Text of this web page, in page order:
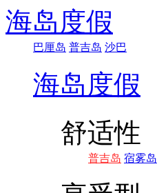
海岛度假
巴厘岛 普吉岛 沙巴
海岛度假
舒适性
普吉岛 宿雾岛